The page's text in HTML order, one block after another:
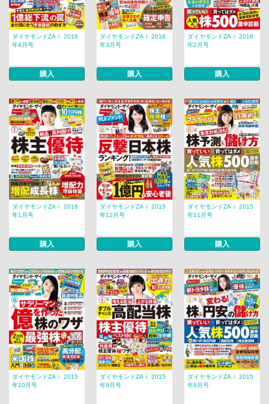
ダイヤモンドZAｉ 2016
年4月号
購入
ダイヤモンドZAｉ 2016
年3月号
購入
ダイヤモンドZAｉ 2016
年2月号
購入
ダイヤモンドZAｉ 2016
年1月号
購入
ダイヤモンドZAｉ 2015
年12月号
購入
ダイヤモンドZAｉ 2015
年11月号
購入
ダイヤモンドZAｉ 2015
年10月号
ダイヤモンドZAｉ 2015
年9月号
ダイヤモンドZAｉ 2015
年8月号